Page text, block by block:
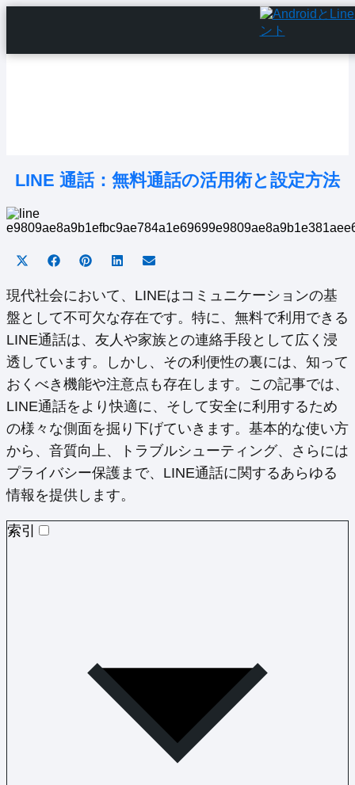
LINE 通話：無料通話の活用術と設定方法
Share
X
(Twitter)
Share
Facebook
Share
Pinterest
Share
LinkedInEmail
現代社会において、LINEはコミュニケーションの基
盤として不可欠な存在です。特に、無料で利用できる
LINE通話は、友人や家族との連絡手段として広く浸
透しています。しかし、その利便性の裏には、知って
おくべき機能や注意点も存在します。この記事では、
LINE通話をより快適に、そして安全に利用するため
の様々な側面を掘り下げていきます。基本的な使い方
から、音質向上、トラブルシューティング、さらには
プライバシー保護まで、LINE通話に関するあらゆる
情報を提供します。
索引